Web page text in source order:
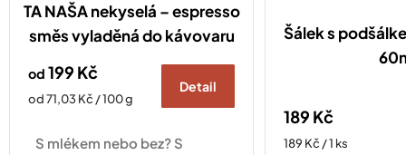
TA NAŠA nekyselá – espresso
směs vyladěná do kávovaru
od 199 Kč
Měrná
od 71,03 Kč / 100 g
Detail
S mlékem nebo bez? S
Šálek s
189 Kč
Měrná
189 Kč / 1 ks